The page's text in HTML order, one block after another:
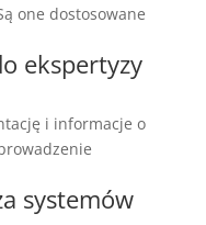
one dostosowane
ekspertyzy
i informacje o
systemów